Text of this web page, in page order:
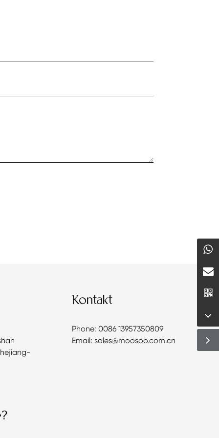
Kontakt
Phone: 0086 13957350809
Email: sales@moosoo.com.cn